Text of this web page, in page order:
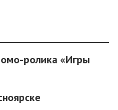
ролика «Игры